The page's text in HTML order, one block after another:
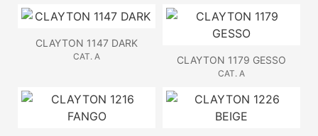
CLAYTON 1147 DARK
CAT. A CLAYTON 1179 GESSO
CAT. A